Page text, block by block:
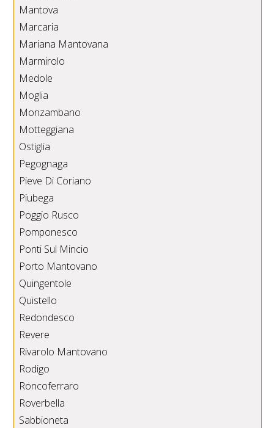
Mantova
Marcaria
Mariana Mantovana
Marmirolo
Medole
Moglia
Monzambano
Motteggiana
Ostiglia
Pegognaga
Pieve Di Coriano
Piubega
Poggio Rusco
Pomponesco
Ponti Sul Mincio
Porto Mantovano
Quingentole
Quistello
Redondesco
Revere
Rivarolo Mantovano
Rodigo
Roncoferraro
Roverbella
Sabbioneta